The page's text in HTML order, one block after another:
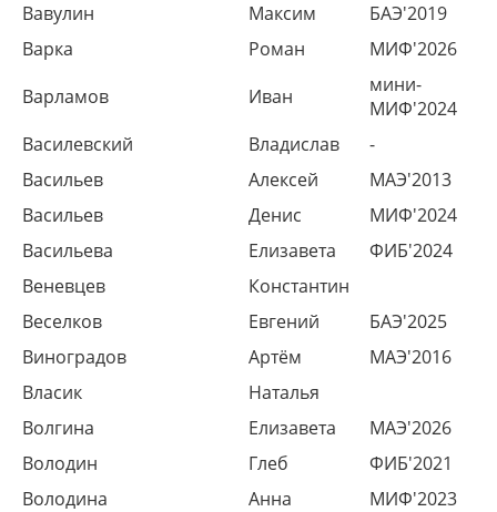
Вавулин
Максим
БАЭ'2019
Варка
Роман
МИФ'2026
Варламов
Иван
мини-
МИФ'2024
Василевский
Владислав
-
Васильев
Алексей
МАЭ'2013
Васильев
Денис
МИФ'2024
Васильева
Елизавета
ФИБ'2024
Веневцев
Константин
Веселков
Евгений
БАЭ'2025
Виноградов
Артём
МАЭ'2016
Власик
Наталья
Волгина
Елизавета
МАЭ'2026
Володин
Глеб
ФИБ'2021
Володина
Анна
МИФ'2023